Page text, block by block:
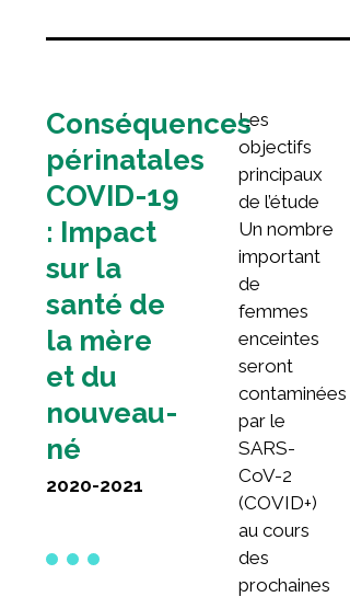
Conséquences
périnatales
COVID-19
: Impact
sur la
santé de
la mère
et du
nouveau-
né
2020-2021
Les
objectifs
principaux
de l’étude
Un nombre
important
de
femmes
enceintes
seront
contaminées
par le
SARS-
CoV-2
(COVID+)
au cours
des
prochaines